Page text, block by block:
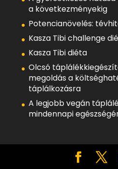
a következményekig
Potencianövelés:
Kasza Tibi challenge
Kasza Tibi diéta
Olcsó
megoldás a
táplálkozásra
A legjobb vegán
mindennapi